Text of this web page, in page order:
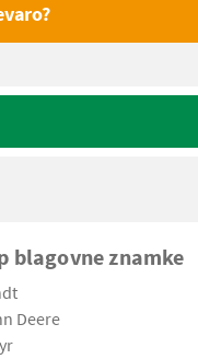
blagovne znamke
Deere